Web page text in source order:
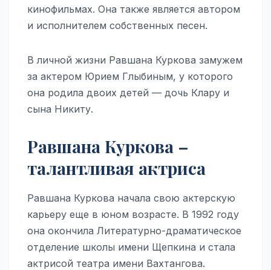
кинофильмах. Она также является автором
и исполнителем собственных песен.
В личной жизни Равшана Куркова замужем
за актером Юрием Глыбиным, у которого
она родила двоих детей — дочь Клару и
сына Никиту.
Равшана Куркова –
талантливая актриса
Равшана Куркова начала свою актерскую
карьеру еще в юном возрасте. В 1992 году
она окончила Литературно-драматическое
отделение школы имени Щепкина и стала
актрисой театра имени Вахтангова.